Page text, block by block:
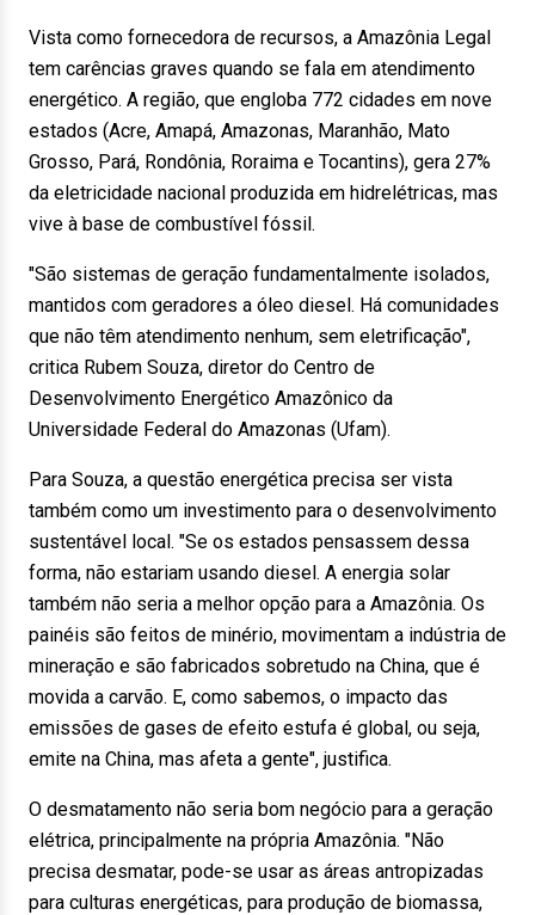
Vista como fornecedora de recursos, a Amazônia Legal
tem carências graves quando se fala em atendimento
energético. A região, que engloba 772 cidades em nove
estados (Acre, Amapá, Amazonas, Maranhão, Mato
Grosso, Pará, Rondônia, Roraima e Tocantins), gera 27%
da eletricidade nacional produzida em hidrelétricas, mas
vive à base de combustível fóssil.
"São sistemas de geração fundamentalmente isolados,
mantidos com geradores a óleo diesel. Há comunidades
que não têm atendimento nenhum, sem eletrificação",
critica Rubem Souza, diretor do Centro de
Desenvolvimento Energético Amazônico da
Universidade Federal do Amazonas (Ufam).
Para Souza, a questão energética precisa ser vista
também como um investimento para o desenvolvimento
sustentável local. "Se os estados pensassem dessa
forma, não estariam usando diesel. A energia solar
também não seria a melhor opção para a Amazônia. Os
painéis são feitos de minério, movimentam a indústria de
mineração e são fabricados sobretudo na China, que é
movida a carvão. E, como sabemos, o impacto das
emissões de gases de efeito estufa é global, ou seja,
emite na China, mas afeta a gente", justifica.
O desmatamento não seria bom negócio para a geração
elétrica, principalmente na própria Amazônia. "Não
precisa desmatar, pode-se usar as áreas antropizadas
para culturas energéticas, para produção de biomassa,